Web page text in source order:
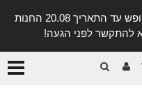
לקוחות נכבדים, שימו ♥️ לב! בימי החופש עד התאריך 20.08 החנות
להתקשר לפני הגעה!